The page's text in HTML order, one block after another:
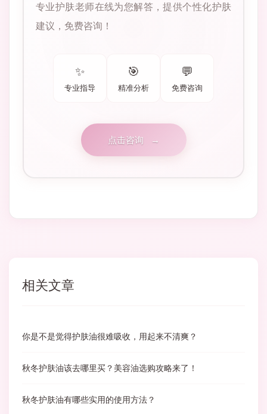
专业护肤老师在线为您解答，提供个性化护肤
建议，免费咨询！
✨
专业指导
🎯
精准分析
💬
免费咨询
点击咨询 →
相关文章
你是不是觉得护肤油很难吸收，用起来不清爽？
秋冬护肤油该去哪里买？美容油选购攻略来了！
秋冬护肤油有哪些实用的使用方法？